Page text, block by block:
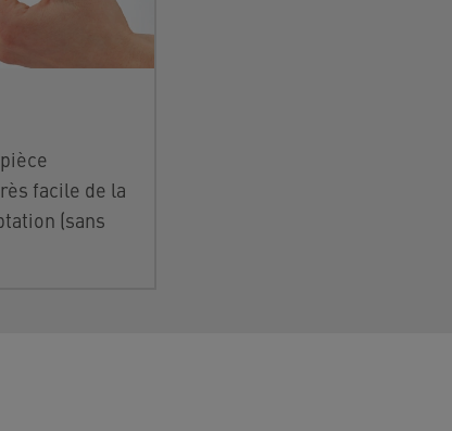
pièce
facile de la
(sans